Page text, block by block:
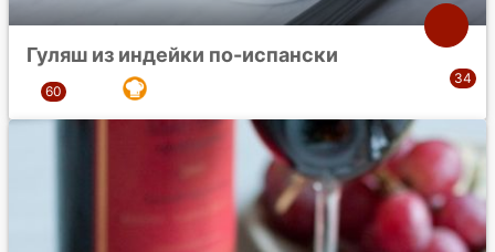
Гуляш из индейки по-испански